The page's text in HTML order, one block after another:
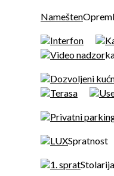
Namešten
Interfon
Video nadzor
Dozvoljeni
Terasa
Privatni
LUXSpratnost
1. spratStolarija